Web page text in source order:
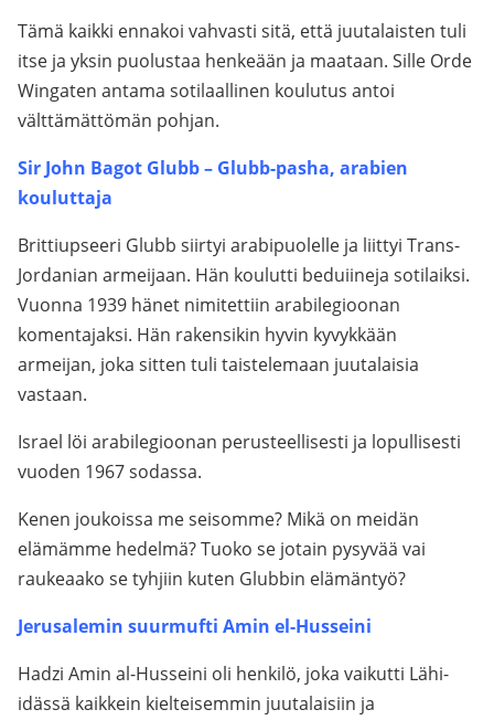
Tämä kaikki ennakoi vahvasti sitä, että juutalaisten tuli
itse ja yksin puolustaa henkeään ja maataan. Sille Orde
Wingaten antama sotilaallinen koulutus antoi
välttämättömän pohjan.
Sir John Bagot Glubb – Glubb-pasha, arabien
kouluttaja
Brittiupseeri Glubb siirtyi arabipuolelle ja liittyi Trans-
Jordanian armeijaan. Hän koulutti beduiineja sotilaiksi.
Vuonna 1939 hänet nimitettiin arabilegioonan
komentajaksi. Hän rakensikin hyvin kyvykkään
armeijan, joka sitten tuli taistelemaan juutalaisia
vastaan.
Israel löi arabilegioonan perusteellisesti ja lopullisesti
vuoden 1967 sodassa.
Kenen joukoissa me seisomme? Mikä on meidän
elämämme hedelmä? Tuoko se jotain pysyvää vai
raukeaako se tyhjiin kuten Glubbin elämäntyö?
Jerusalemin suurmufti Amin el-Husseini
Hadzi Amin al-Husseini oli henkilö, joka vaikutti Lähi-
idässä kaikkein kielteisemmin juutalaisiin ja